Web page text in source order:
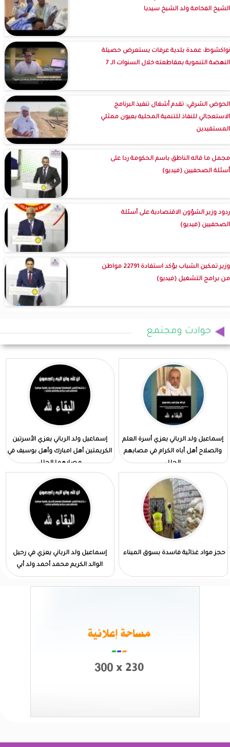
الشيخ الفخامة ولد الشيخ سيديا
نواكشوط: عمدة بلدية عرفات يستعرض حصيلة
النهضة التنموية بمقاطعته خلال السنوات الـ 7
الحوض الشرقي: تقدم أشغال تنفيذ البرنامج
الاستعجالي للنفاذ للتنمية المحلية بعيون ممثلي
المستفيدين
مجمل ما قاله الناطق باسم الحكومة ردا على
أسئلة الصحفيين (فيديو)
ردود وزير الشؤون الاقتصادية على أسئلة
الصحفيين (فيديو)
وزير تمكين الشباب يؤكد استفادة 22791 مواطن
من برامج التشغيل (فيديو)
حوادث ومجتمع
إسماعيل ولد الرباني يعزي أسرة العلم
والصلاح أهل أباه الكرام في مصابهم
الجلل
إسماعيل ولد الرباني يعزي الأسرتين
الكريمتين أهل امبارك وأهل بوسيف في
مصابهما الجلل
حجز مواد غذائية فاسدة بسوق الميناء
إسماعيل ولد الرباني يعزي في رحيل
الوالد الكريم محمد أحمد ولد أبي